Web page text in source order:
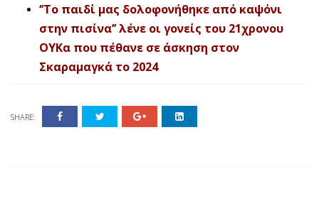
‘’Το παιδί μας δολοφονήθηκε από καψόνι
στην πισίνα’’ λένε οι γονείς του 21χρονου
OYKα που πέθανε σε άσκηση στον
Σκαραμαγκά το 2024
SHARE: